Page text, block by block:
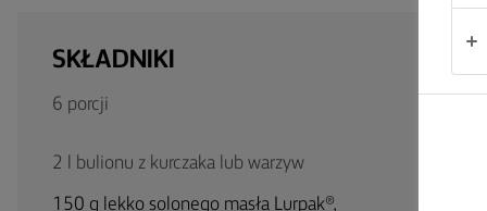
SKŁADNIKI
6 porcji
2 l bulionu z kurczaka lub warzyw
150 g lekko solonego masła Lurpak®,